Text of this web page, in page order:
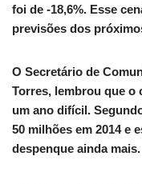
foi de -18,6%. Esse
previsões dos
O Secretário de
Torres, lembrou que o
um ano difícil.
50 milhões em 2014 e
despenque ainda mais.